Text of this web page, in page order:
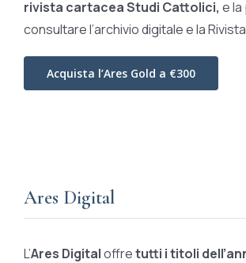
rivista cartacea Studi Cattolici, e la
consultare l’archivio digitale e la
Acquista l’Ares Gold a €300
Ares Digital
L’Ares Digitaloffretutti i titoli